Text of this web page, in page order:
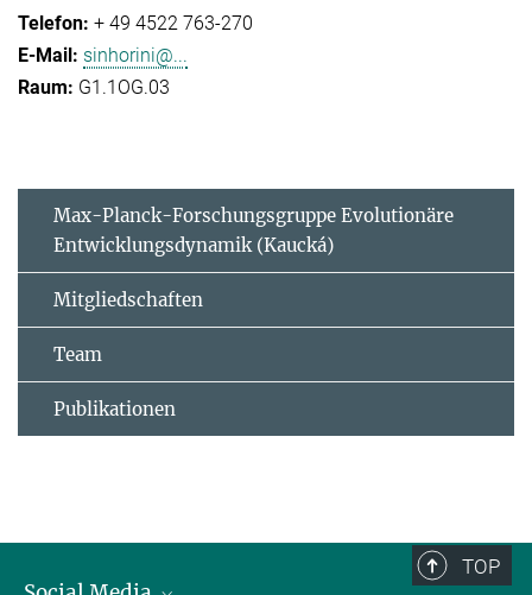
+ 49 4522 763-270
sinhorini@...
G1.1OG.03
Max-Planck-Forschungsgruppe Evolutionäre
Entwicklungsdynamik (Kaucká)
Mitgliedschaften
Team
Publikationen
TOP